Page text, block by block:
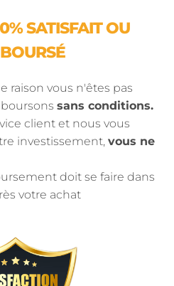
SATISFAIT OU
raison vous n'êtes pas
sans conditions.
client et nous vous
investissement, vous ne
doit se faire dans
votre achat